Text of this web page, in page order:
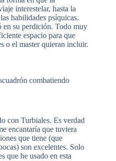
interestelar, hasta la
habilidades psíquicas.
en su perdición. Todo muy
espacio para que
o el master quieran incluir.
con Turbiales. Es verdad
encantaría que tuviera
que tiene (que
son excelentes. Solo
que he usado en esta